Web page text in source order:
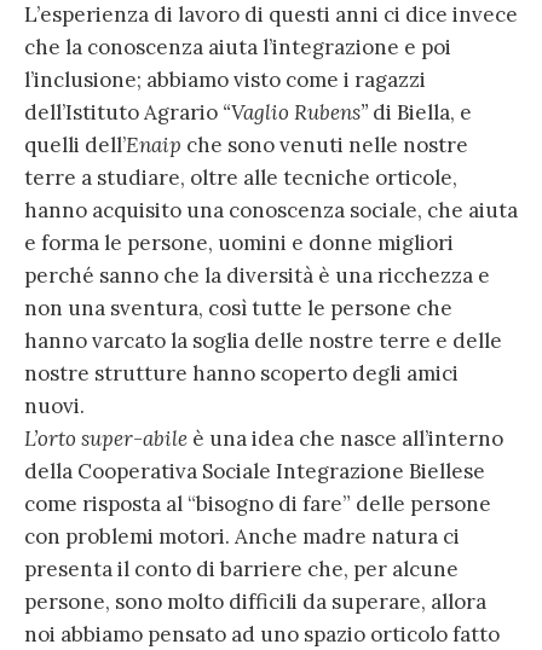
L’esperienza di lavoro di questi anni ci dice invece
che la conoscenza aiuta l’integrazione e poi
l’inclusione; abbiamo visto come i ragazzi
dell’Istituto Agrario “Vaglio Rubens” di Biella, e
quelli dell’Enaip che sono venuti nelle nostre
terre a studiare, oltre alle tecniche orticole,
hanno acquisito una conoscenza sociale, che aiuta
e forma le persone, uomini e donne migliori
perché sanno che la diversità è una ricchezza e
non una sventura, così tutte le persone che
hanno varcato la soglia delle nostre terre e delle
nostre strutture hanno scoperto degli amici
nuovi.
L’orto super-abile è una idea che nasce all’interno
della Cooperativa Sociale Integrazione Biellese
come risposta al “bisogno di fare” delle persone
con problemi motori. Anche madre natura ci
presenta il conto di barriere che, per alcune
persone, sono molto difficili da superare, allora
noi abbiamo pensato ad uno spazio orticolo fatto